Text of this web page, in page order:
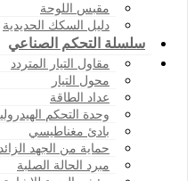
مقبس اللوحة
دليل السكك الحديدية
سلسلة التحكم الصناعي
مقاول التيار المتردد
محول التيار
عداد الطاقة
وحدة التحكم
بادئ مغناطيسي
حماية من الجهد
مبرد الحالة الصلبة